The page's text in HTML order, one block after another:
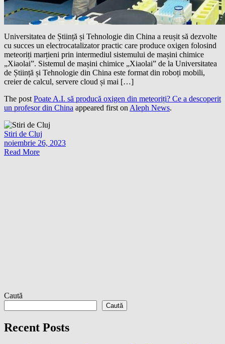
Universitatea de Știință și Tehnologie din China a reușit să dezvolte
cu succes un electrocatalizator practic care produce oxigen folosind
meteoriți marțieni prin intermediul sistemului de mașini chimice
„Xiaolai”. Sistemul de mașini chimice „Xiaolai” de la Universitatea
de Știință și Tehnologie din China este format din roboți mobili,
creier de calcul, servere cloud și mai […]
The postPoate A.I. să producă oxigen din meteoriți? Ce a descoperit
un profesor din China appeared first onAleph News.
Stiri de Cluj
noiembrie 26, 2023
Read More
Caută
Caută
Recent Posts